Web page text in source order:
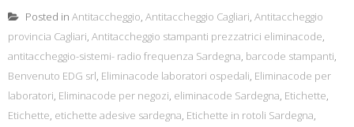
Posted in Antitaccheggio, Antitaccheggio Cagliari, Antitaccheggio
provincia Cagliari, Antitaccheggio stampanti prezzatrici eliminacode,
antitaccheggio-sistemi- radio frequenza Sardegna, barcode stampanti,
Benvenuto EDG srl, Eliminacode laboratori ospedali, Eliminacode per
laboratori, Eliminacode per negozi, eliminacode Sardegna, Etichette,
Etichette, etichette adesive sardegna, Etichette in rotoli Sardegna,